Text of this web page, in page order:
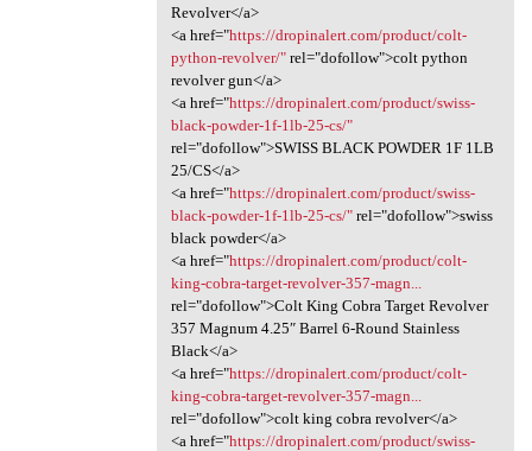
Revolver</a>
<a href="https://dropinalert.com/product/colt-
python-revolver/"rel="dofollow">colt python
revolver gun</a>
<a href="https://dropinalert.com/product/swiss-
black-powder-1f-1lb-25-cs/"
rel="dofollow">SWISS BLACK POWDER 1F 1LB
25/CS</a>
<a href="https://dropinalert.com/product/swiss-
black-powder-1f-1lb-25-cs/"rel="dofollow">swiss
black powder</a>
<a href="https://dropinalert.com/product/colt-
king-cobra-target-revolver-357-magn...
rel="dofollow">Colt King Cobra Target Revolver
357 Magnum 4.25″ Barrel 6-Round Stainless
Black</a>
<a href="https://dropinalert.com/product/colt-
king-cobra-target-revolver-357-magn...
rel="dofollow">colt king cobra revolver</a>
<a href="https://dropinalert.com/product/swiss-